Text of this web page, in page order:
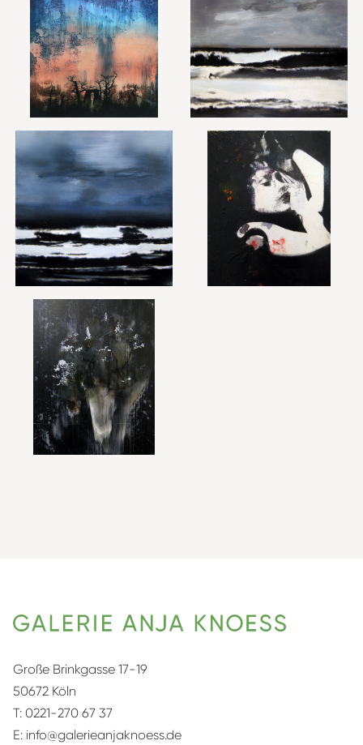
Große Brinkgasse 17-19
50672 Köln
T: 0221-270 67 37
E: info@galerieanjaknoess.de